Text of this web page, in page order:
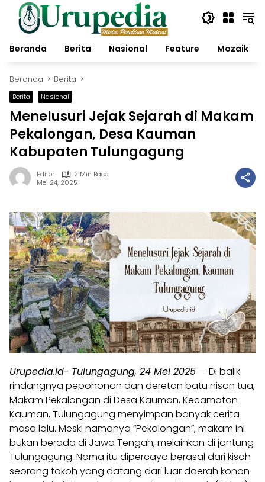
Langsung
konten
Beranda
Berita Nasional Feature Mozaik
Beranda Berita
Berita Nasional
Menelusuri Jejak Sejarah di Makam
Pekalongan, Desa Kauman
Kabupaten Tulungagung
Editor
2 Min Baca
Mei 24, 2025
Urupedia.id- Tulungagung, 24 Mei 2025 — Di balik
rindangnya pepohonan dan deretan batu nisan tua,
Makam Pekalongan di Desa Kauman, Kecamatan
Kauman, Tulungagung menyimpan banyak cerita
masa lalu. Meski namanya “Pekalongan”, makam ini
bukan berada di Jawa Tengah, melainkan di jantung
Tulungagung. Nama itu dipercaya berasal dari kisah
seorang tokoh yang datang dari luar daerah konon